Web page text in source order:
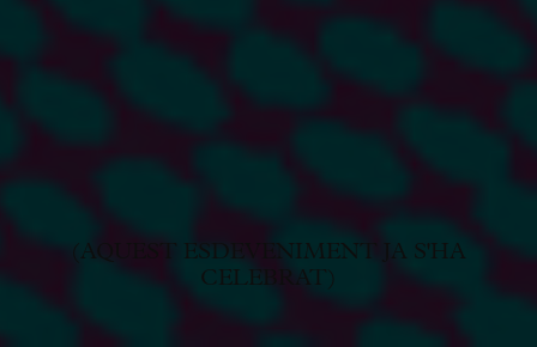
(AQUEST ESDEVENIMENT JA S'HA
CELEBRAT)